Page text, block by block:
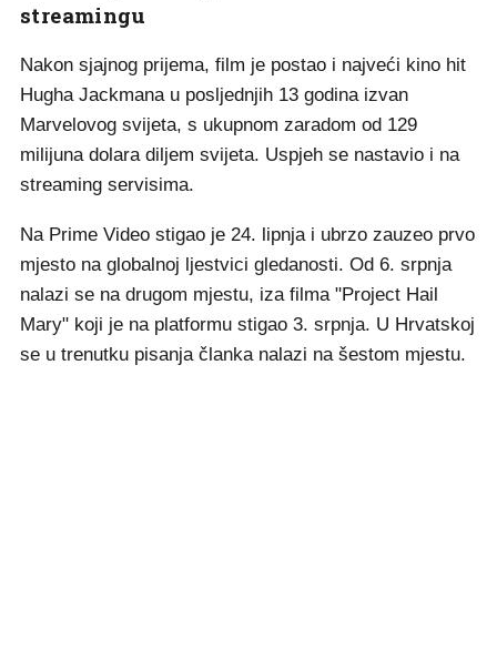
streamingu
Nakon sjajnog prijema, film je postao i najveći kino hit
Hugha Jackmana u posljednjih 13 godina izvan
Marvelovog svijeta, s ukupnom zaradom od 129
milijuna dolara diljem svijeta. Uspjeh se nastavio i na
streaming servisima.
Na Prime Video stigao je 24. lipnja i ubrzo zauzeo prvo
mjesto na globalnoj ljestvici gledanosti. Od 6. srpnja
nalazi se na drugom mjestu, iza filma "Project Hail
Mary" koji je na platformu stigao 3. srpnja. U Hrvatskoj
se u trenutku pisanja članka nalazi na šestom mjestu.